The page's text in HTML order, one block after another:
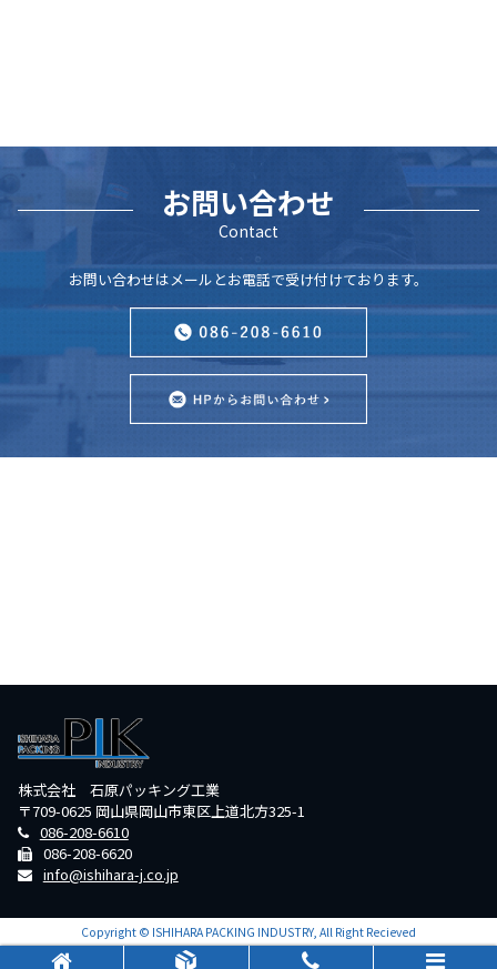
お問い合わせ
Contact
お問い合わせはメールとお電話で受け付けております。
株式会社 石原パッキング工業
〒709-0625 岡山県岡山市東区上道北方325-1
086-208-6610
086-208-6620
info@ishihara-j.co.jp
Copyright © ISHIHARA PACKING INDUSTRY, All Right Recieved